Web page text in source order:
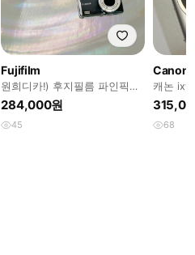
Fujifilm
원희디카!) 후지필름 파인픽스
f70 Finepix 빈티지 디카
284,000원
45
Canon
캐논
티지디카
68